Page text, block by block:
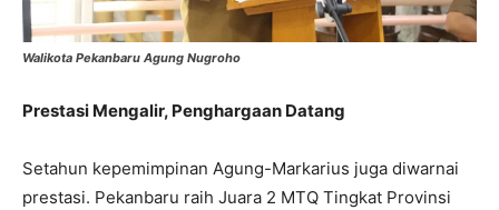
Walikota Pekanbaru Agung Nugroho
Prestasi Mengalir, Penghargaan Datang
Setahun kepemimpinan Agung-Markarius juga diwarnai
prestasi. Pekanbaru raih Juara 2 MTQ Tingkat Provinsi